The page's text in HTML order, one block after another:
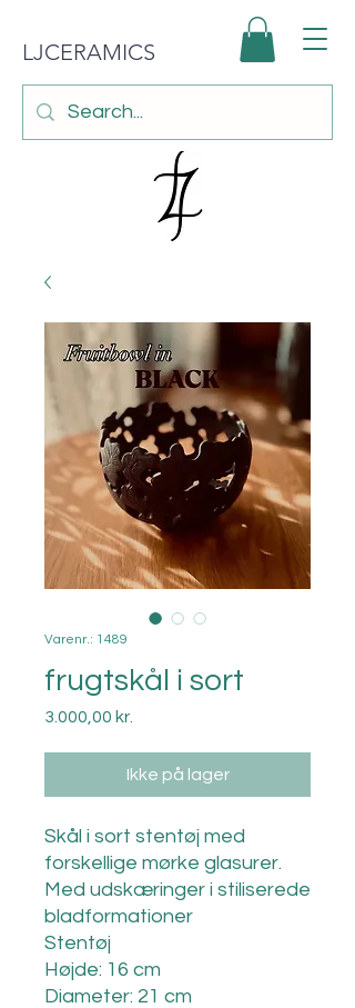
LJCERAMICS
Varenr.: 1489
frugtskål i sort
3.000,00 kr.
Ikke på lager
Skål i sort stentøj med
forskellige mørke glasurer.
Med udskæringer i stiliserede
bladformationer
Stentøj
Højde: 16 cm
Diameter: 21 cm